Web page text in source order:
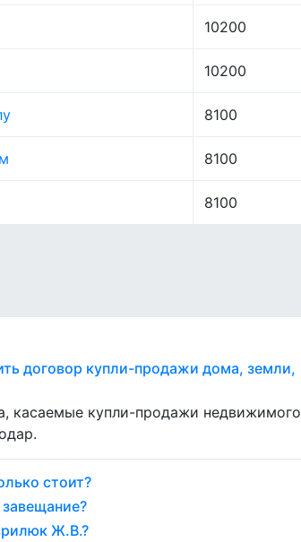
10200
10200
8100
8100
8100
договор купли-продажи дома, земли,
касаемые купли-продажи недвижимого
стоит?
Ж.В.?